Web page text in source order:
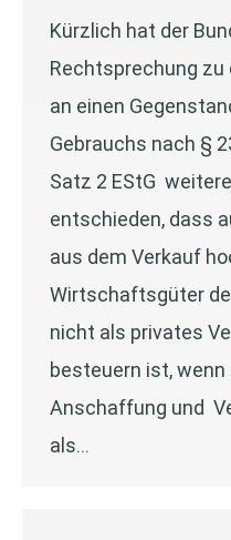
Kürzlich hat der
Rechtsprechung zu
an einen
Gebrauchs nach §
Satz 2 EStG
entschieden, dass
aus dem Verkauf
Wirtschaftsgüter
nicht als privates
besteuern ist,
Anschaffung und
als…